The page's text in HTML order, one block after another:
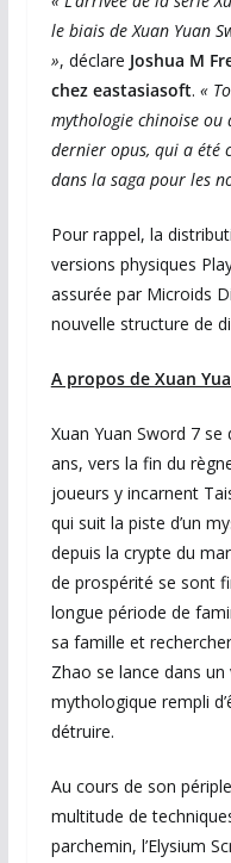
le biais de Xuan Yuan
», déclare Joshua M
chez eastasiasoft. «
mythologie chinoise ou
dernier opus, qui a été
dans la saga pour les
Pour rappel, la
versions physiques
assurée par Microids
nouvelle structure de
A propos de Xuan
Xuan Yuan Sword 7
ans, vers la fin du
joueurs y incarnent
qui suit la piste d’un
depuis la crypte du
de prospérité se sont
longue période de
sa famille et
Zhao se lance dans
mythologique rempli
détruire.
Au cours de son
multitude de
parchemin, l’Elysium